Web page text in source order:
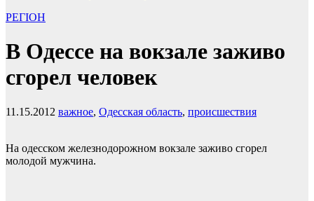
РЕГІОН
В Одессе на вокзале заживо
сгорел человек
11.15.2012 важное, Одесская область, происшествия
На одесском железнодорожном вокзале заживо сгорел
молодой мужчина.